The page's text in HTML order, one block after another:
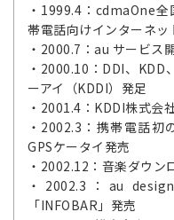
・1999.4：cdmaOne
帯電話向けインターネ
・2000.7：au サービス
・2000.10：DDI、KDD
ーアイ（KDDI）発足
・2001.4：KDDI株式会
・2002.3：携帯電話初
GPSケータイ発売
・2002.12：音楽ダウン
・2002.3：au
「INFOBAR」発売